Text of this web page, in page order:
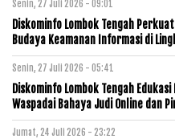
Senin, 27 Juli 2026 - 09:01
Diskominfo Lombok Tengah
Budaya Keamanan Informasi di
Senin, 27 Juli 2026 - 05:41
Diskominfo Lombok Tengah
Waspadai Bahaya Judi Online dan
Jumat, 24 Juli 2026 - 23:22